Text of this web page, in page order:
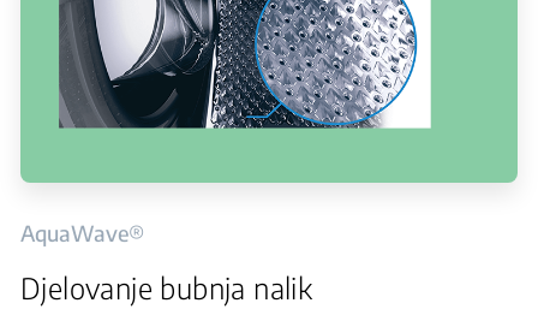
AquaWave®
Djelovanje bubnja nalik